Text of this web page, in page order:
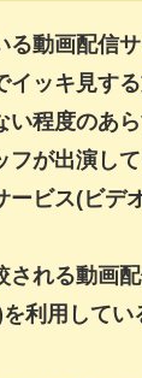
動画配信
ッキ見する
程度のあら
が出演し
ビス(ビデ
れる動画
利用して